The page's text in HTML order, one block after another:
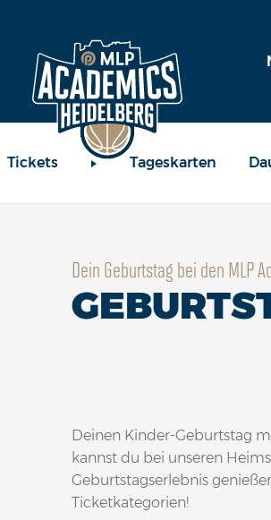
Tickets Tageskarten
Dein Geburtstag bei den MLP
Deinen Kinder-Geburtstag
kannst du bei unseren
Geburtstagserlebnis
Ticketkategorien!